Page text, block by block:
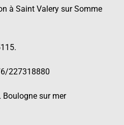
à Saint Valery sur Somme
227318880
Boulogne sur mer